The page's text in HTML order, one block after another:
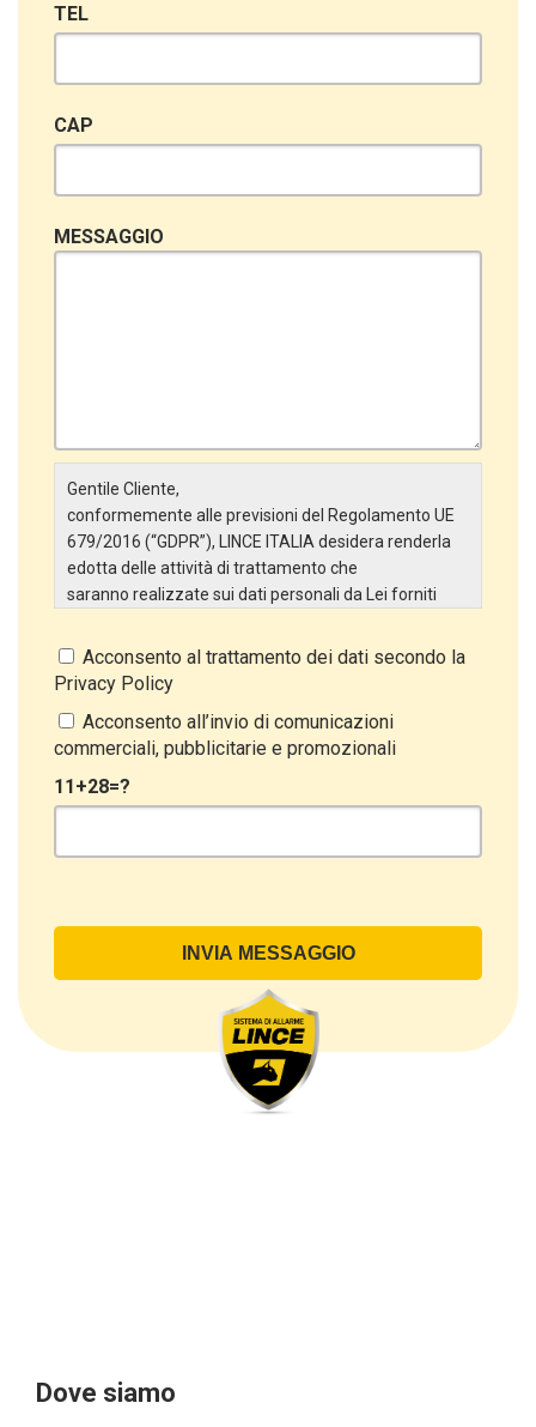
TEL
CAP
MESSAGGIO
Gentile Cliente,
conformemente alle previsioni del Regolamento UE
679/2016 (“GDPR”), LINCE ITALIA desidera renderla
edotta delle attività di trattamento che
saranno realizzate sui dati personali da Lei forniti
particolare:
Titolare del Trattamento
Il Titolare del Trattamento è LINCE ITALIA S.r.l., con
sede in Via Variante di Cancelliera snc 00072 –
Ariccia (RM). L’interessato può esercitare i
propri diritti inviando una raccomandata alla sede
Oggetto del Trattamento
di contatto, così come altri dati necessari ai fini della
fatturazione, come l’indirizzo). Con riferimento a
questi ultimi, cogliamo l’occasione per
sottolineare che i dati delle persone fisiche sono
sempre qualificati come personali, mentre le persone
giuridiche sono in via generale escluse
dal campo di applicazione del GDPR (artt. 1 e 4 del
Alcuni segmenti dell’attività richiesta potrebbero
Acconsento al trattamento dei dati secondo la
Privacy Policy
Acconsento all’invio di comunicazioni
commerciali, pubblicitarie e promozionali
11+28=?
Dove siamo